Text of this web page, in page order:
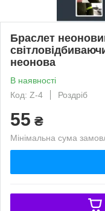
Браслет
неонова
В наявності
Код: Z-4
Роздріб
55 ₴
Мінімальна сума